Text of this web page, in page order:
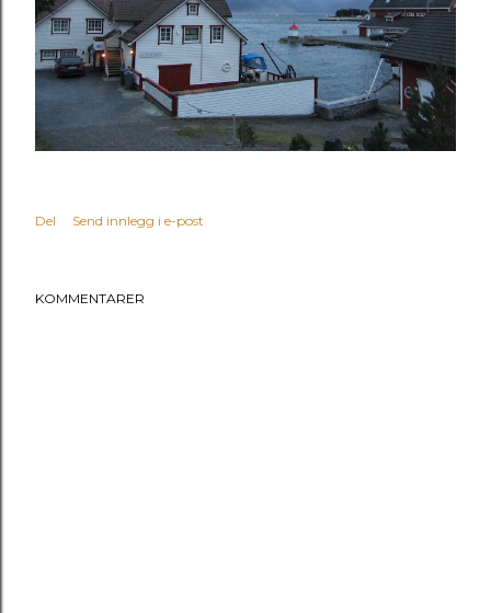
Del Send innlegg i e-post
KOMMENTARER